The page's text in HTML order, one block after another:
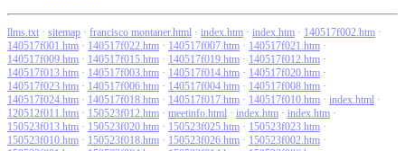
llms.txt · sitemap · francisco montaner.html · index.htm · index.htm · 140517f002.htm ·
140517f001.htm · 140517f022.htm · 140517f007.htm · 140517f021.htm ·
140517f009.htm · 140517f015.htm · 140517f019.htm · 140517f012.htm ·
140517f013.htm · 140517f003.htm · 140517f014.htm · 140517f020.htm ·
140517f023.htm · 140517f006.htm · 140517f004.htm · 140517f008.htm ·
140517f024.htm · 140517f018.htm · 140517f017.htm · 140517f010.htm · index.html ·
120512f011.htm · 150523f012.htm · meetinfo.html · index.htm · index.htm ·
150523f013.htm · 150523f020.htm · 150523f025.htm · 150523f023.htm ·
150523f010.htm · 150523f018.htm · 150523f026.htm · 150523f002.htm ·